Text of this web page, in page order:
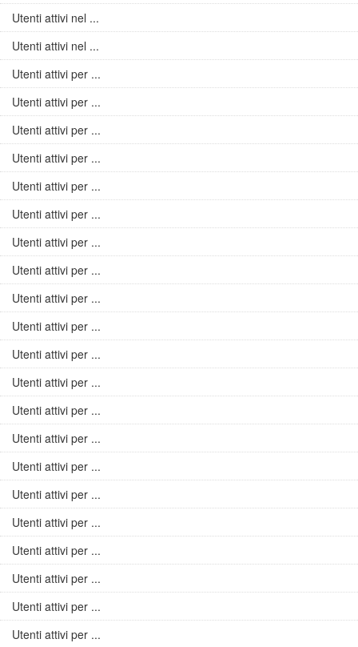
Utenti attivi nel ...
Utenti attivi nel ...
Utenti attivi per ...
Utenti attivi per ...
Utenti attivi per ...
Utenti attivi per ...
Utenti attivi per ...
Utenti attivi per ...
Utenti attivi per ...
Utenti attivi per ...
Utenti attivi per ...
Utenti attivi per ...
Utenti attivi per ...
Utenti attivi per ...
Utenti attivi per ...
Utenti attivi per ...
Utenti attivi per ...
Utenti attivi per ...
Utenti attivi per ...
Utenti attivi per ...
Utenti attivi per ...
Utenti attivi per ...
Utenti attivi per ...